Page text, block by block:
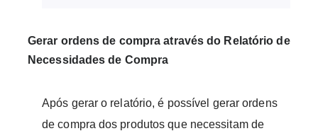
Gerar ordens de compra através do Relatório de
Necessidades de Compra
Após gerar o relatório, é possível gerar ordens
de compra dos produtos que necessitam de